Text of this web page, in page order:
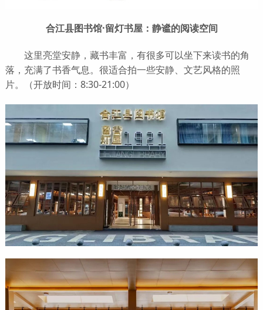
合江县图书馆·留灯书屋：静谧的阅读空间
这里亮堂安静，藏书丰富，有很多可以坐下来读书的角
落，充满了书香气息。很适合拍一些安静、文艺风格的照
片。（开放时间：8:30-21:00）